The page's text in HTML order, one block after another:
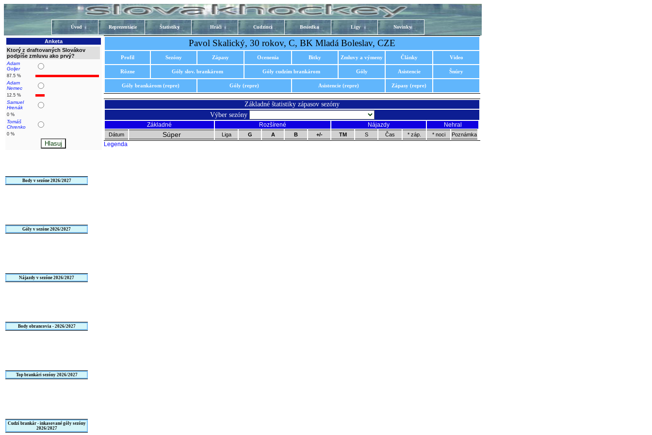
Úvod Reprezentácie Štatistiky Hráči Cudzinci Besiedka Ligy Novinky
Anketa
Ktorý z draftovaných Slovákov
podpíše zmluvu ako prvý?
Adam
Goljer
87.5 %
Adam
Nemec
12.5 %
Samuel
Hrenák
0 %
Tomáš
Chrenko
0 %
Body v sezóne 2026/2027
Góly v sezóne 2026/2027
Nájazdy v sezóne 2026/2027
Body obrancovia - 2026/2027
Top brankári sezóny 2026/2027
Cudzí brankár - inkasované góly sezóny
2026/2027
Pavol Skalický, 30 rokov, C, BK Mladá Boleslav, CZE
Profil Sezóny Zápasy Ocenenia Bitky Zmluvy a výmeny Články Video
Rôzne Góly slov. brankárom Góly cudzím brankárom Góly Asistencie Šnúry
Góly brankárom (repre) Góly (repre) Asistencie (repre) Zápasy (repre)
Základné štatistiky zápasov sezóny
Výber sezóny
Základné Rozšírené Nájazdy Nehral
Dátum Súper Liga G A B +/- TM S Čas * záp. * noci Poznámka
Legenda